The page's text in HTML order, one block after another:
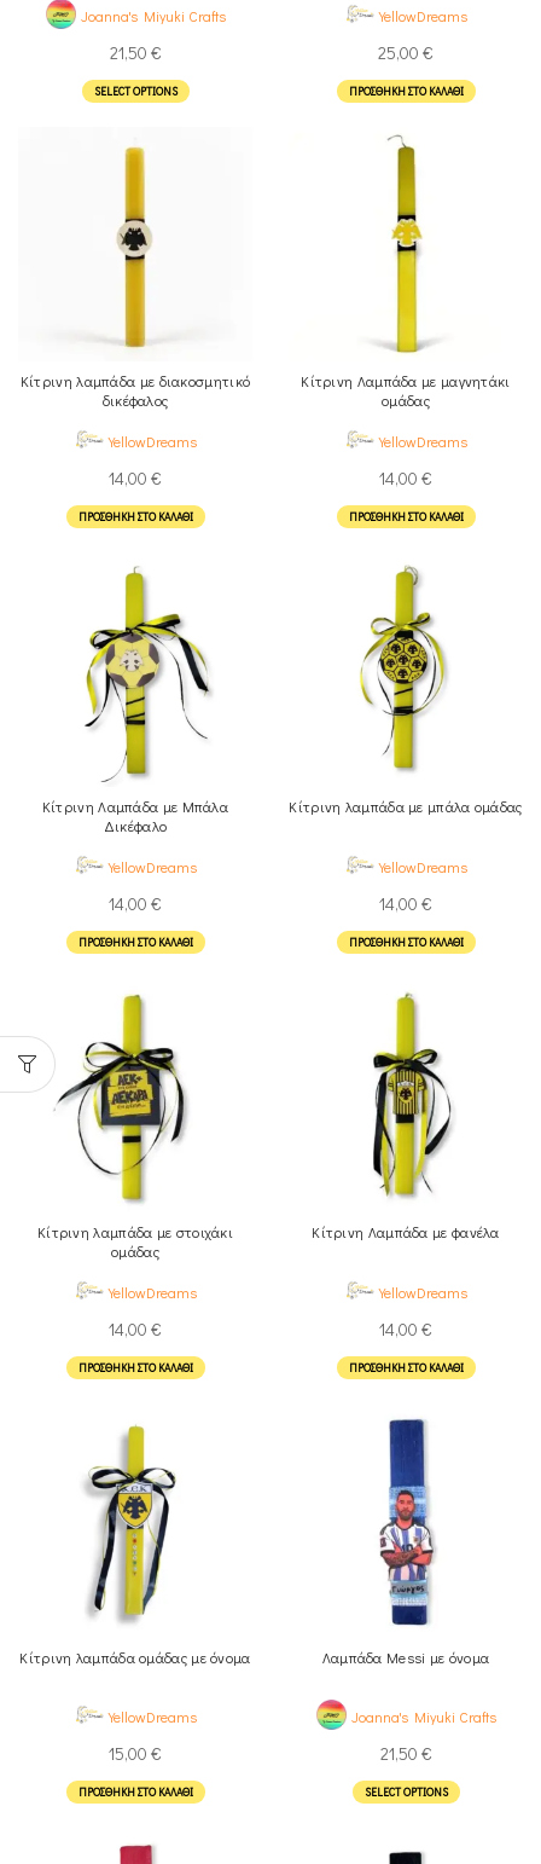
Joanna's Miyuki Crafts
21,50 €
SELECT OPTIONS
YellowDreams
25,00 €
ΠΡΟΣΘΉΚΗ ΣΤΟ ΚΑΛΆΘΙ
Κίτρινη λαμπάδα με διακοσμητικό
δικέφαλος
YellowDreams
14,00 €
ΠΡΟΣΘΉΚΗ ΣΤΟ ΚΑΛΆΘΙ
Κίτρινη Λαμπάδα με μαγνητάκι
ομάδας
YellowDreams
14,00 €
ΠΡΟΣΘΉΚΗ ΣΤΟ ΚΑΛΆΘΙ
Κίτρινη Λαμπάδα με Μπάλα
Δικέφαλο
YellowDreams
14,00 €
ΠΡΟΣΘΉΚΗ ΣΤΟ ΚΑΛΆΘΙ
Κίτρινη λαμπάδα με μπάλα ομάδας
YellowDreams
14,00 €
ΠΡΟΣΘΉΚΗ ΣΤΟ ΚΑΛΆΘΙ
Κίτρινη λαμπάδα με στοιχάκι
ομάδας
YellowDreams
14,00 €
ΠΡΟΣΘΉΚΗ ΣΤΟ ΚΑΛΆΘΙ
Κίτρινη Λαμπάδα με φανέλα
YellowDreams
14,00 €
ΠΡΟΣΘΉΚΗ ΣΤΟ ΚΑΛΆΘΙ
Κίτρινη λαμπάδα ομάδας με όνομα
YellowDreams
15,00 €
ΠΡΟΣΘΉΚΗ ΣΤΟ ΚΑΛΆΘΙ
Λαμπάδα Messi με όνομα
Joanna's Miyuki Crafts
21,50 €
SELECT OPTIONS